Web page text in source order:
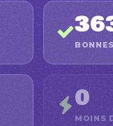
0
MOINS